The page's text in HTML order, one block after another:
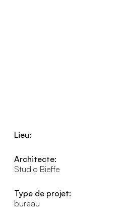
Lieu:
Architecte:
Studio Bieffe
Type de projet:
bureau